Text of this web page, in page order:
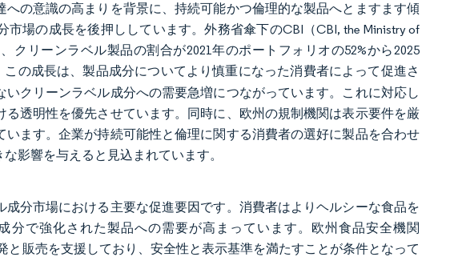
の意識の高まりを背景に、持続可能かつ倫理的な製品へとますます傾
場の成長を後押ししています。外務省傘下のCBI（CBI, the Ministry of
クリーンラベル製品の割合が2021年のポートフォリオの52%から2025
この成長は、製品成分についてより慎重になった消費者によって促進さ
クリーンラベル成分への需要急増につながっています。これに対応し
透明性を優先させています。同時に、欧州の規制機関は表示要件を厳
ます。企業が持続可能性と倫理に関する消費者の選好に製品を合わせ
影響を与えると見込まれています。
分市場における主要な促進要因です。消費者はよりヘルシーな食品を
分で強化された製品への需要が高まっています。欧州食品安全機関
と販売を支援しており、安全性と表示基準を満たすことが条件となって